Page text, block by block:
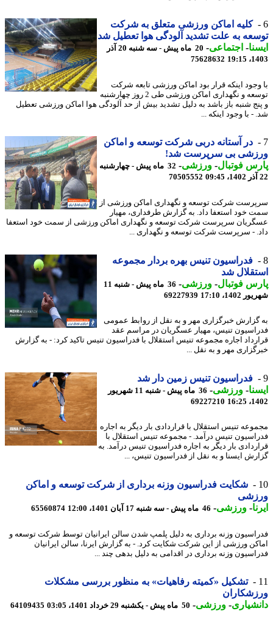
کلیه اماکن ورزشی متعلق به شرکت
به علت تشدید آلودگی هوا تعطیل شد
-اجتماعی-
20 ماه پیش - سه شنبه 20 آذر
75628632
اینکه قرار بود اماکن ورزشی تابعه شرکت
توسعه و نگهداری اماکن ورزشی طی 2 روز چهارشنبه
شنبه باز باشد به دلیل تشدید بیش از حد آلودگی هوا اماکن ورزشی تعطیل
با وجود اینکه ...
در آستانه دربی شرکت توسعه و اماکن
بی سرپرست شد!
فوتبال-ورزشی-
32 ماه پیش - چهارشنبه
70505552
شرکت توسعه و نگهداری اماکن ورزشی از
خود استعفا داد. به گزارش طرفداری، مهیار
سرپرست شرکت توسعه و نگهداری اماکن ورزشی از سمت خود استعفا
- سرپرست شرکت توسعه و نگهداری ...
فدراسیون تنیس بهره بردار مجموعه
شد
فوتبال-ورزشی-
36 ماه پیش - شنبه 11
17:10
69227939
خبرگزاری مهر و به نقل از روابط عمومی
تنیس، مهیار عسگریان در مراسم عقد
اجاره مجموعه تنیس استقلال با فدراسیون تنیس تاکید کرد: - به گزارش
مهر و به نقل ...
فدراسیون تنیس زمین دار شد
-ورزشی-
36 ماه پیش - شنبه 11 شهریور
69227210
تنیس استقلال با قراردادی بار دیگر به اجاره
تنیس درآمد. - مجموعه تنیس استقلال با
بار دیگر به اجاره فدراسیون تنیس درآمد. به
ایسنا و به نقل از فدراسیون تنیس، ...
شکایت فدراسیون وزنه برداری از شرکت توسعه و اماکن
-ورزشی-46 ماه پیش - سه شنبه 17 آبان 1401، 12:00 65560874
وزنه برداری به دلیل پلمپ شدن سالن ایرانیان توسط شرکت توسعه و
ورزشی از این شرکت شکایت کرد. - به گزارش ایرنا، سالن ایرانیان
وزنه برداری در اقدامی به دلیل بدهی چند ...
تشکیل «کمیته رفاهیات» به منظور بررسی مشکلات
- ورزشی-50 ماه پیش - یکشنبه 29 خرداد 1401، 03:05 64109435